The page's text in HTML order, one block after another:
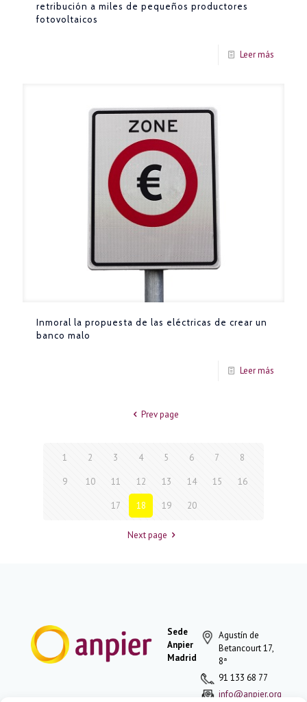
retribución a miles de pequeños productores
fotovoltaicos
Leer más
Inmoral la propuesta de las eléctricas de crear un
banco malo
Leer más
Prev page
1 2 3 4 5 6 7 8
9 10 11 12 13 14 15 16
17 18 19 20
Next page
Sede
Anpier
Madrid
Agustín de
Betancourt 17,
8ª
91 133 68 77
info@anpier.org